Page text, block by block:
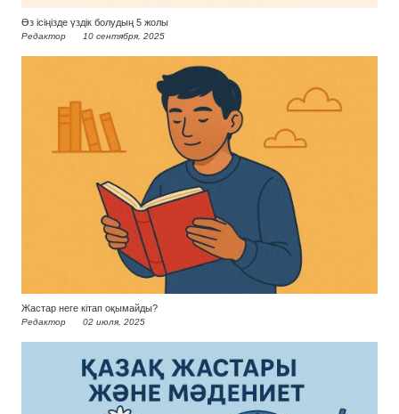
Өз ісіңізде үздік болудың 5 жолы
Редактор 10 сентября, 2025
Жастар неге кітап оқымайды?
Редактор 02 июля, 2025